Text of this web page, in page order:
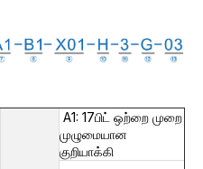
A1: 17பிட் ஒற்றை முறை
முழுமையான
குறியாக்கி